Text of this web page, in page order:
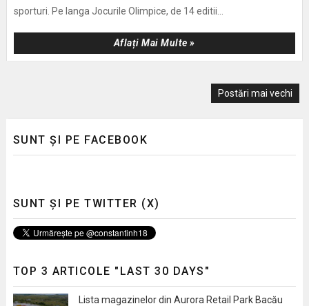
sporturi. Pe langa Jocurile Olimpice, de 14 editii...
Aflați Mai Multe »
Postări mai vechi
SUNT ȘI PE FACEBOOK
SUNT ȘI PE TWITTER (X)
TOP 3 ARTICOLE "LAST 30 DAYS"
Lista magazinelor din Aurora Retail Park Bacău